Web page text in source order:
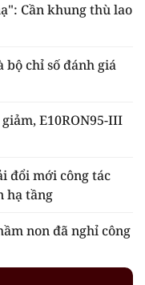
Cần khung thù lao
bộ chỉ số đánh giá
E10RON95-III
đổi mới công tác
hạ tầng
non đã nghỉ công